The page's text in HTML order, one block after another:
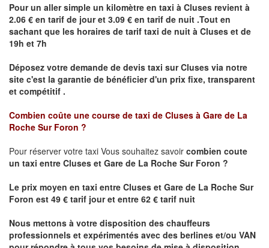
Pour un aller simple un kilomètre en taxi à Cluses revient à
2.06 € en tarif de jour et 3.09 € en tarif de nuit .Tout en
sachant que les horaires de tarif taxi de nuit à Cluses et de
19h et 7h
Déposez votre demande de devis taxi surCluses via notre
site c'est la garantie de bénéficier d'un prix fixe, transparent
et compétitif .
Combien coûte une course de taxi de Cluses à Gare de La
Roche Sur Foron ?
Pour réserver votre taxi Vous souhaitez savoir combien coute
un taxi entre Cluses et Gare de La Roche Sur Foron ?
Le prix moyen en taxi entre Cluses et Gare de La Roche Sur
Foron est 49 € tarif jour et entre 62 € tarif nuit
Nous mettons à votre disposition des chauffeurs
professionnels et expérimentés avec des berlines et/ou VAN